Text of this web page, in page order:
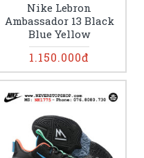
Nike Lebron
Ambassador 13 Black
Blue Yellow
1.150.000đ